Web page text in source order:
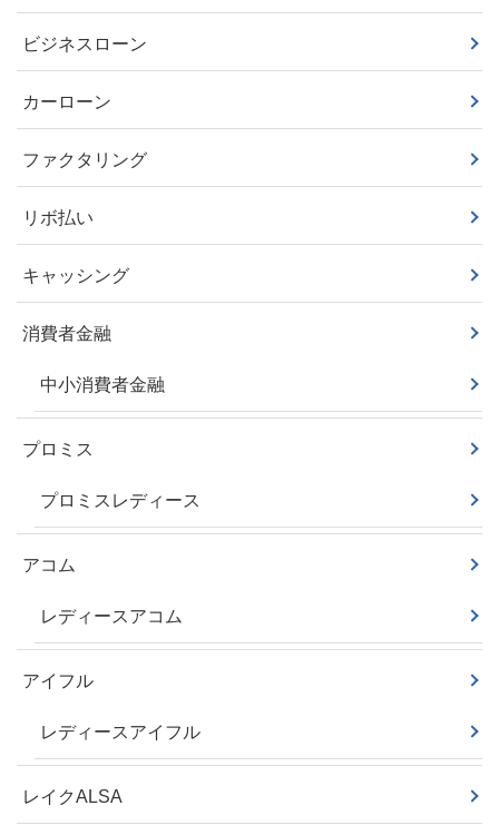
ビジネスローン
カーローン
ファクタリング
リボ払い
キャッシング
消費者金融
中小消費者金融
プロミス
プロミスレディース
アコム
レディースアコム
アイフル
レディースアイフル
レイクALSA